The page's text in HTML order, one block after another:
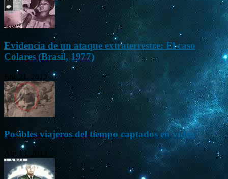
Evidencia de un ataque extraterrestre: El caso
Colares (Brasil, 1977)
Ene 21, 2012
Posibles viajeros del tiempo captados en vídeo
Abr 13, 2013